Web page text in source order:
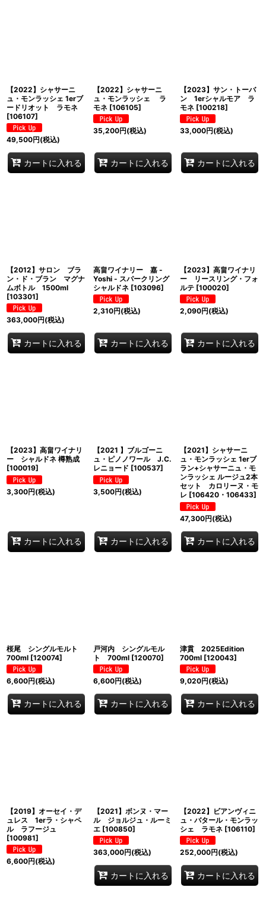
【2022】シャサーニ
ュ・モンラッシェ 1erブ
ードリオット ラモネ
[106107]
49,500円(税込)
カートに入れる
【2022】シャサーニ
ュ・モンラッシェ ラ
モネ [106105]
35,200円(税込)
カートに入れる
【2023】サン・トーバ
ン 1erシャルモア ラ
モネ [100218]
33,000円(税込)
カートに入れる
【2012】サロン ブラ
ン・ド・ブラン マグナ
ムボトル 1500ml
[103301]
363,000円(税込)
カートに入れる
高畠ワイナリー 嘉 -
Yoshi - スパークリング
シャルドネ [103096]
2,310円(税込)
カートに入れる
【2023】高畠ワイナリ
ー リースリング・フォ
ルテ [100020]
2,090円(税込)
カートに入れる
【2023】高畠ワイナリ
ー シャルドネ 樽熟成
[100019]
3,300円(税込)
カートに入れる
【2021 】ブルゴーニ
ュ・ピノノワール J.C.
レニョード [100537]
3,500円(税込)
カートに入れる
【2021】シャサーニ
ュ・モンラッシェ 1erブ
ラン+シャサーニュ・モ
ンラッシェ ルージュ2本
セット カロリーヌ・モ
レ [106420・106433]
47,300円(税込)
カートに入れる
桜尾 シングルモルト
700ml [120074]
6,600円(税込)
カートに入れる
戸河内 シングルモル
ト 700ml [120070]
6,600円(税込)
カートに入れる
津貫 2025Edition
700ml [120043]
9,020円(税込)
カートに入れる
【2019】オーセイ・デ
ュレス 1erラ・シャペ
ル ラフージュ
[100981]
6,600円(税込)
【2021】ボンヌ・マー
ル ジョルジュ・ルーミ
エ [100850]
363,000円(税込)
カートに入れる
【2022】ビアンヴィニ
ュ・バタール・モンラッ
シェ ラモネ [106110]
252,000円(税込)
カートに入れる